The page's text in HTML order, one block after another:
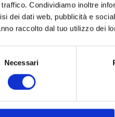
traffico. Condividiamo inoltre
dei dati web, pubblicità e
raccolto dal tuo utilizzo dei
NecessariSpedizione gratuita
Edea
FLY WHITE
Disponibile